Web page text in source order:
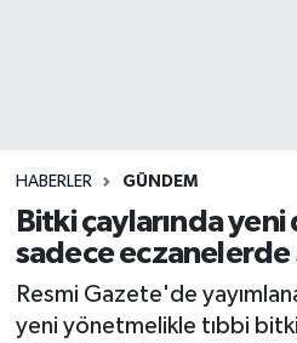
HABERLER GÜNDEM
Bitki çaylarında
sadece eczanelerde
Resmi Gazete'de
yeni yönetmelikle tıbbi bitki
Magazin
Spor
Sağlık
Süper Lig Puan Durumu
Tüm Manşetler
Son Dakika Haberleri